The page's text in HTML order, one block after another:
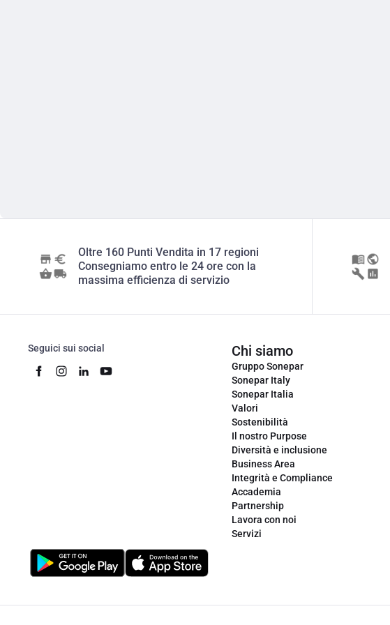
Oltre 160 Punti Vendita in 17 regioni
Consegniamo entro le 24 ore con la
massima efficienza di servizio
Seguici sui social Chi siamo
Gruppo Sonepar
Sonepar Italy
Sonepar Italia
Valori
Sostenibilità
Il nostro Purpose
Diversità e inclusione
Business Area
Integrità e Compliance
Accademia
Partnership
Lavora con noi
Servizi